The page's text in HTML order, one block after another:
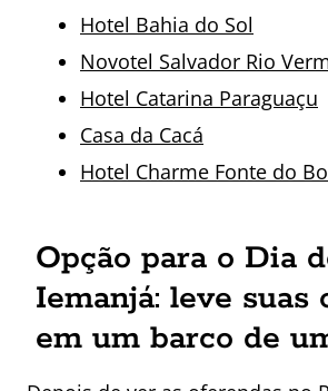
Hotel Bahia do Sol
Novotel Salvador Rio
Hotel Catarina Paraguaçu
Casa da Cacá
Hotel Charme Fonte do
Opção para o Dia
Iemanjá: leve suas
em um barco de